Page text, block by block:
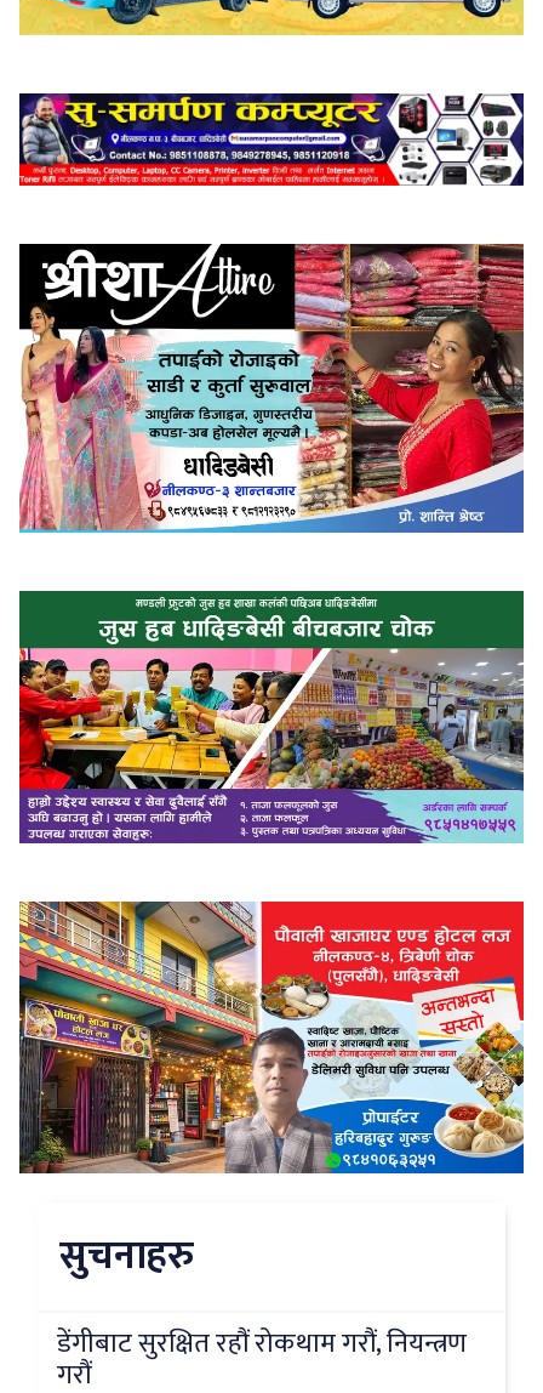
सुचनाहरु
डेंगीबाट सुरक्षित रहौं रोकथाम गरौं, नियन्त्रण
गरौं